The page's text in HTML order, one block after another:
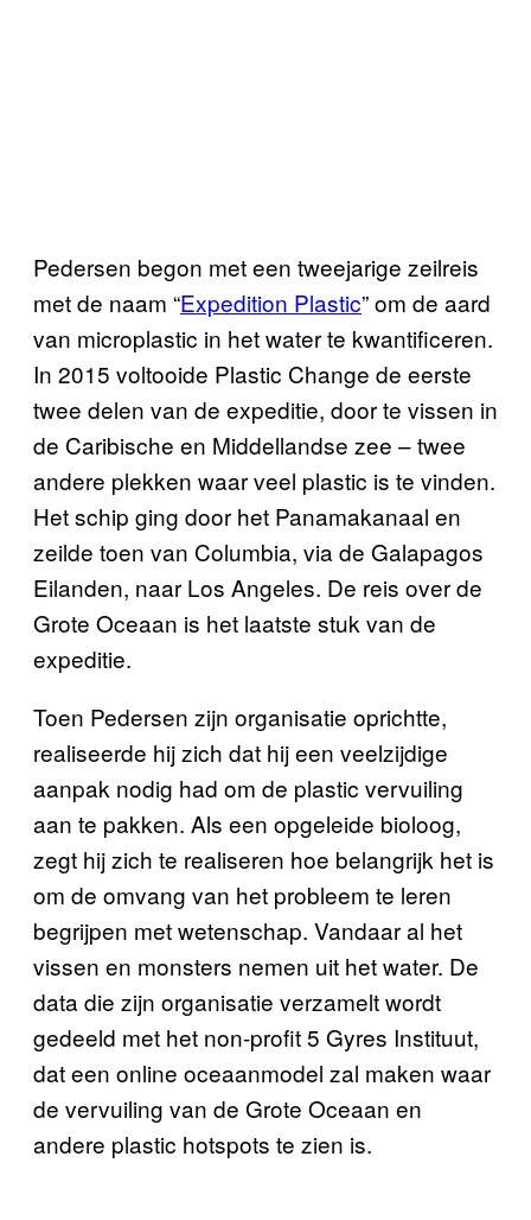
Pedersen begon met een tweejarige zeilreis
met de naam “Expedition Plastic” om de aard
van microplastic in het water te kwantificeren.
In 2015 voltooide Plastic Change de eerste
twee delen van de expeditie, door te vissen in
de Caribische en Middellandse zee – twee
andere plekken waar veel plastic is te vinden.
Het schip ging door het Panamakanaal en
zeilde toen van Columbia, via de Galapagos
Eilanden, naar Los Angeles. De reis over de
Grote Oceaan is het laatste stuk van de
expeditie.
Toen Pedersen zijn organisatie oprichtte,
realiseerde hij zich dat hij een veelzijdige
aanpak nodig had om de plastic vervuiling
aan te pakken. Als een opgeleide bioloog,
zegt hij zich te realiseren hoe belangrijk het is
om de omvang van het probleem te leren
begrijpen met wetenschap. Vandaar al het
vissen en monsters nemen uit het water. De
data die zijn organisatie verzamelt wordt
gedeeld met het non-profit 5 Gyres Instituut,
dat een online oceaanmodel zal maken waar
de vervuiling van de Grote Oceaan en
andere plastic hotspots te zien is.